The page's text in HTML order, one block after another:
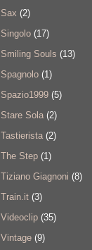
Sax (2)
Singolo (17)
Smiling Souls (13)
Spagnolo (1)
Spazio1999 (5)
Stare Sola (2)
Tastierista (2)
The Step (1)
Tiziano Giagnoni (8)
Train.it (3)
Videoclip (35)
Vintage (9)